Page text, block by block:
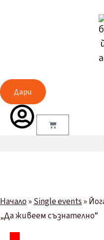
Дари
Начало»Single events»
„Да живеем съзнателно“